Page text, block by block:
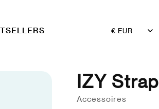
Land/Regio
IZY
Accessoires